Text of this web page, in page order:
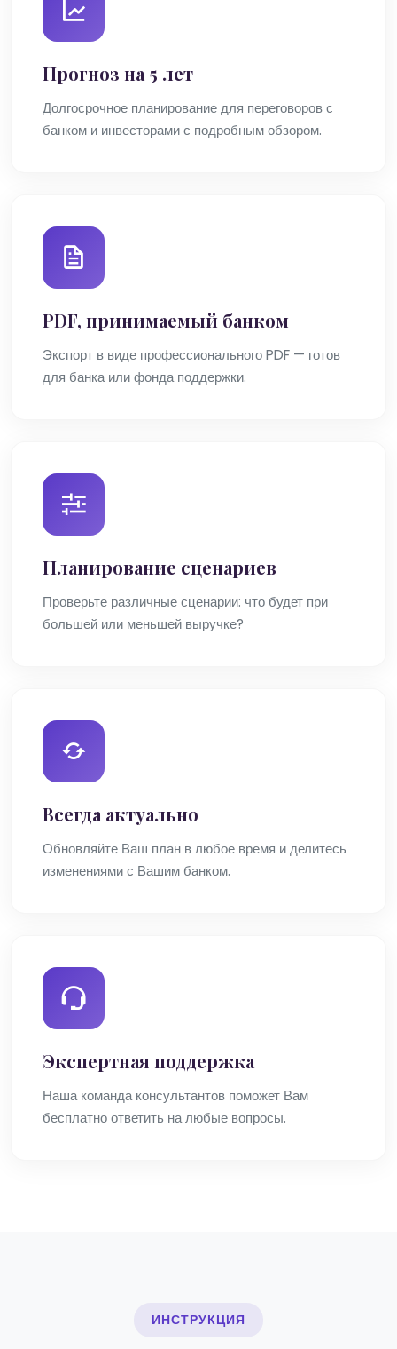
Прогноз на 5 лет
Долгосрочное планирование для переговоров с
банком и инвесторами с подробным обзором.
PDF, принимаемый банком
Экспорт в виде профессионального PDF — готов
для банка или фонда поддержки.
Планирование сценариев
Проверьте различные сценарии: что будет при
большей или меньшей выручке?
Всегда актуально
Обновляйте Ваш план в любое время и делитесь
изменениями с Вашим банком.
Экспертная поддержка
Наша команда консультантов поможет Вам
бесплатно ответить на любые вопросы.
ИНСТРУКЦИЯ